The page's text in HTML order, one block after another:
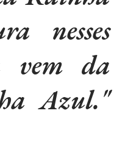
nesses
vem da
Azul."